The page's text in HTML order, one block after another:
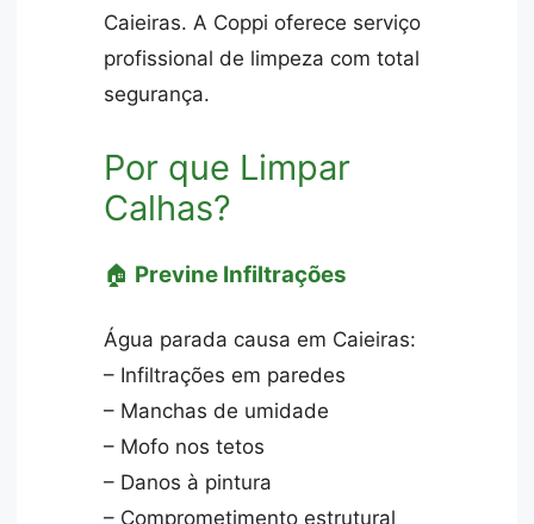
Caieiras. A Coppi oferece serviço
profissional de limpeza com total
segurança.
Por que Limpar
Calhas?
🏠 Previne Infiltrações
Água parada causa em Caieiras:
– Infiltrações em paredes
– Manchas de umidade
– Mofo nos tetos
– Danos à pintura
– Comprometimento estrutural